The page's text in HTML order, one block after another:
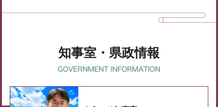
知事室・県政情報